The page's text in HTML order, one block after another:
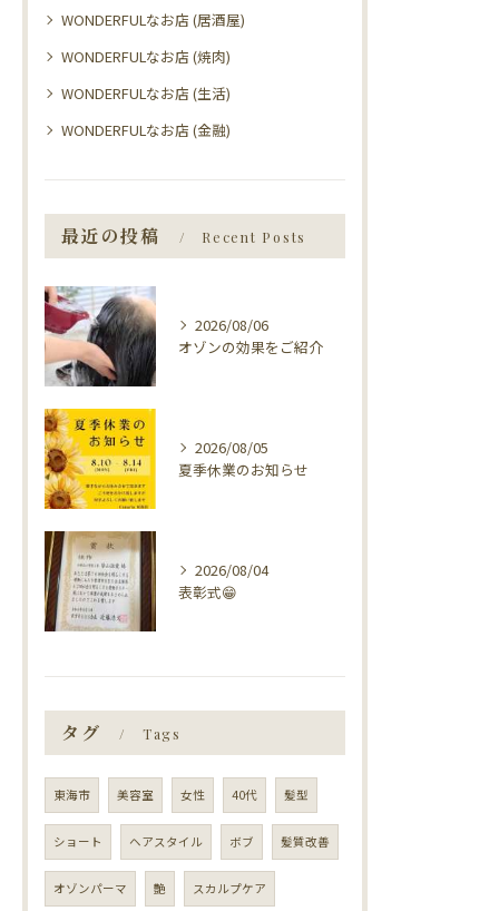
WONDERFULなお店 (居酒屋)
WONDERFULなお店 (焼肉)
WONDERFULなお店 (生活)
WONDERFULなお店 (金融)
最近の投稿 Recent Posts
2026/08/06
オゾンの効果をご紹介
2026/08/05
夏季休業のお知らせ
2026/08/04
表彰式😁
タグ Tags
東海市 美容室 女性 40代 髪型
ショート ヘアスタイル ボブ 髪質改善
オゾンパーマ 艶 スカルプケア